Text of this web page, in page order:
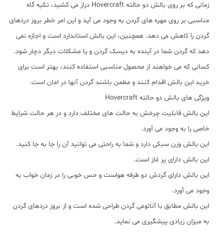
زمانی که بر روی بالش دو حالته Hovercraft دراز می کشید، تکیه گاه
مناسبی بر روی مهره های گردن به وجود می آید و این امر خطر بروز دردهای
گردن را کاهش می دهد. همچنین، این بالش استاندارد است و اجازه نمی
دهد که گردن شما در آینده به دیسک گردن و یا مشکلات دیگر دچار شود.
کسانی که می خواهند از محصول مناسبی استفاده کنند، بهتر است برای
خرید این بالش اقدام کنند و مطمن باشند گردن آنها در امان است.
ویژگی های بالش دو حالته Hovercraft
این بالش قابلیت چرخش به حالت های مختلف دارد و در هر حالت شرایط
خاصی را به وجود می آورد.
این بالش وزن سبکی دارد و شما به راحتی می توانید آن را جا به جا کنید.
این بالش دارای پر غاز است.
این بالش دارای گردش دو طرفه هواست و حس خوبی را در زمان خواب به
وجود می آورد.
این بالش مطابق با آناتومی گردن طراحی شده است و از بروز دردهای گردن
به میزان زیادی پیشگیری می نماید.